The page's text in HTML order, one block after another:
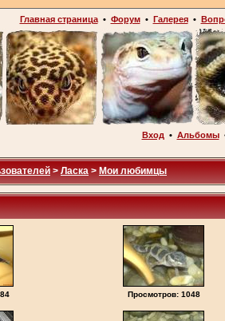
Главная страница• Форум• Галерея•
Вход • Альбомы
> Ласка > Мои любимцы
Просмотров: 1048